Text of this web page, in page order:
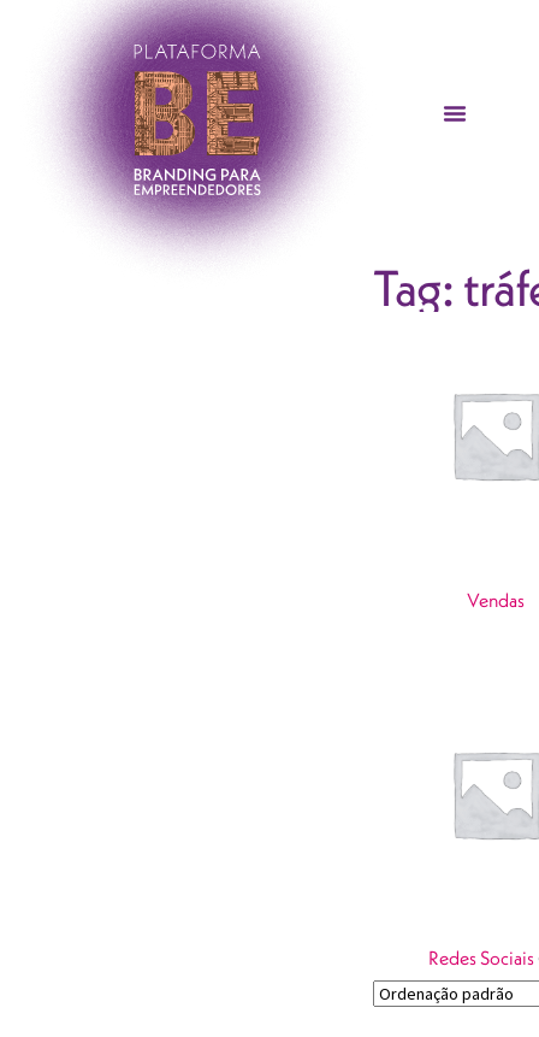
Tag:
Vendas
Redes Sociais